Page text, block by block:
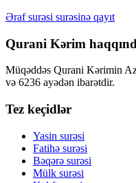
Əraf surəsi surəsinə qayıt
Qurani Kərim
Müqəddəs Qurani Kərimin
və 6236 ayədən ibarətdir.
Tez keçidlər
Yasin surəsi
Fatihə surəsi
Bəqərə surəsi
Mülk surəsi